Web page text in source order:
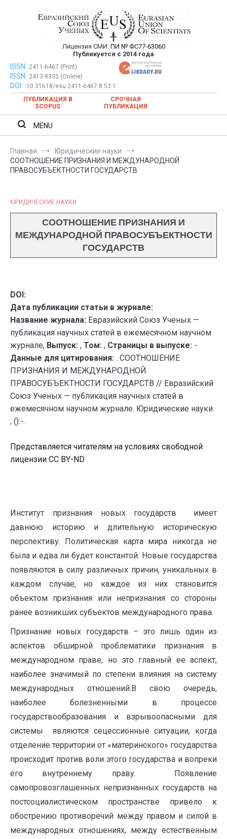
Евразийский Союз Ученых —
публикация научных статей в
ежемесячном научном журнале
Лицензия СМИ: ПИ № ФС77-63060
Публикуется с 2014 года
Евразийский Союз Ученых — публикация научных статей в
ежемесячном научном журнале
ISSN: 2411-6467 (Print)
ISSN: 2413-9335 (Online)
DOI:
10.31618/esu.2411-6467.8.53.1
ПУБЛИКАЦИЯ В
SCOPUS
СРОЧНАЯ
ПУБЛИКАЦИЯ
MENU
Главная
Юридические науки
СООТНОШЕНИЕ ПРИЗНАНИЯ И МЕЖДУНАРОДНОЙ
ПРАВОСУБЪЕКТНОСТИ ГОСУДАРСТВ
ЮРИДИЧЕСКИЕ НАУКИ
СООТНОШЕНИЕ ПРИЗНАНИЯ И
МЕЖДУНАРОДНОЙ ПРАВОСУБЪЕКТНОСТИ
ГОСУДАРСТВ
DOI:
Дата публикации статьи в журнале:
Название журнала: Евразийский Союз Ученых —
публикация научных статей в ежемесячном научном
журнале, Выпуск: , Том: , Страницы в выпуске: -
Данные для цитирования: . СООТНОШЕНИЕ
ПРИЗНАНИЯ И МЕЖДУНАРОДНОЙ
ПРАВОСУБЪЕКТНОСТИ ГОСУДАРСТВ // Евразийский
Союз Ученых — публикация научных статей в
ежемесячном научном журнале. Юридические науки.
; ():-.
Представляется читателям на условиях свободной
лицензии CC BY-ND
Институт признания новых государств имеет
давнюю историю и длительную историческую
перспективу. Политическая карта мира никогда не
была и едва ли будет константой. Новые государства
появляются в силу различных причин, уникальных в
каждом случае, но каждое из них становится
объектом признания или непризнания со стороны
ранее возникших субъектов международного права.
Признание новых государств – это лишь один из
аспектов обширной проблематики признания в
международном праве, но это главный ее аспект,
наиболее значимый по степени влияния на систему
международных отношений.В свою очередь,
наиболее болезненными в процессе
государствообразования и взрывоопасными для
системы являются сецессионные ситуации, когда
отделение территории от «материнского» государства
происходит против воли этого государства и вопреки
его внутреннему праву. Появление
самопровозглашенных непризнанных государств на
постсоциалистическом пространстве привело к
обострению противоречий между правом и силой в
международных отношениях, между естественным